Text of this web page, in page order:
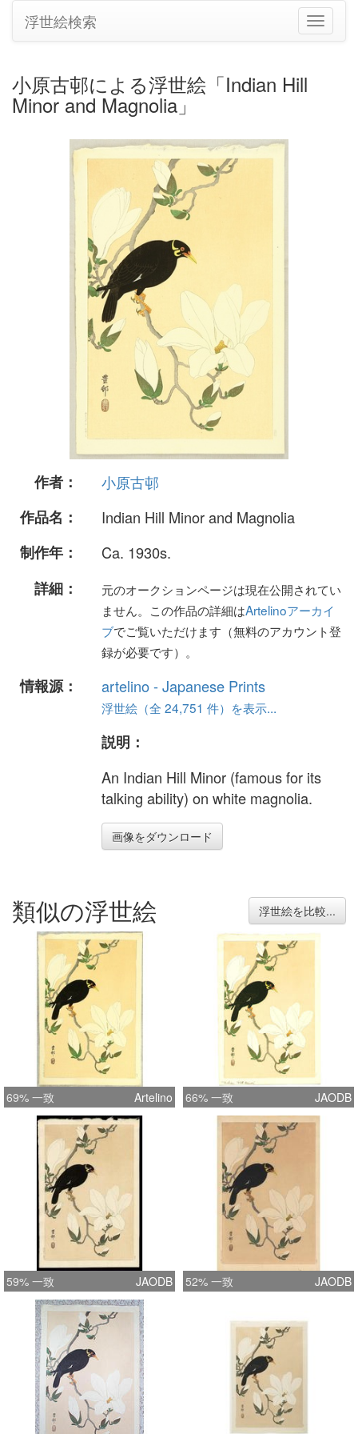
ナ
ビ
浮世絵検索
小原古邨による浮世絵「Indian Hill
Minor and Magnolia」
作者：
小原古邨
作品名：
Indian Hill Minor and Magnolia
制作年：
Ca. 1930s.
詳細：
元のオークションページは現在公開されてい
ません。この作品の詳細はArtelinoアーカイ
ブでご覧いただけます（無料のアカウント登
録が必要です）。
情報源： artelino - Japanese Prints
浮世絵（全 24,751 件）を表示...
説明：
An Indian Hill Minor (famous for its
talking ability) on white magnolia.
画像をダウンロード
類似の浮世絵 浮世絵を比較...
69% 一致 Artelino 66% 一致 JAODB
59% 一致 JAODB 52% 一致 JAODB